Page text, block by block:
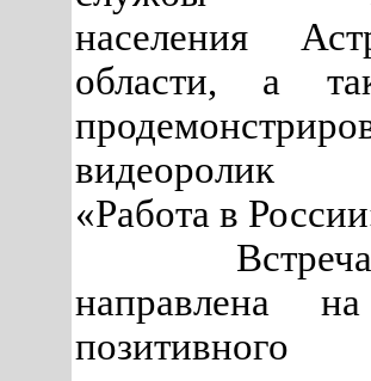
населения
области, а
видеоролик
«Работа в
направлена на